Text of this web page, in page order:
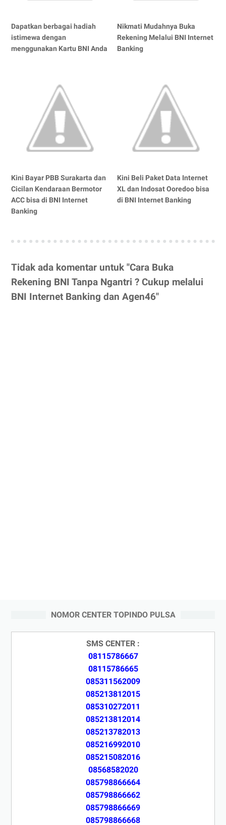
Dapatkan berbagai hadiah
istimewa dengan
menggunakan Kartu BNI Anda
Nikmati Mudahnya Buka
Rekening Melalui BNI Internet
Banking
Kini Bayar PBB Surakarta dan
Cicilan Kendaraan Bermotor
ACC bisa di BNI Internet
Banking
Kini Beli Paket Data Internet
XL dan Indosat Ooredoo bisa
di BNI Internet Banking
Tidak ada komentar untuk "Cara Buka
Rekening BNI Tanpa Ngantri ? Cukup melalui
BNI Internet Banking dan Agen46"
NOMOR CENTER TOPINDO PULSA
SMS CENTER :
08115786667
08115786665
085311562009
085213812015
085310272011
085213812014
085213782013
085216992010
085215082016
08568582020
085798866664
085798866662
085798866669
085798866668